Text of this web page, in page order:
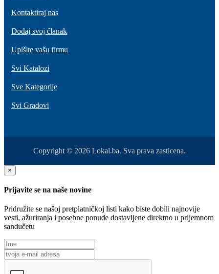
Kontaktiraj nas
Dodaj svoj članak
Upišite vašu firmu
Svi Katalozi
Sve Kategorije
Svi Gradovi
Copyright © 2026 Lokal.ba. Sva prava zasticena.
×
Prijavite se na naše novine
Pridružite se našoj pretplatničkoj listi kako biste dobili najnovije
vesti, ažuriranja i posebne ponude dostavljene direktno u prijemnom
sandučetu